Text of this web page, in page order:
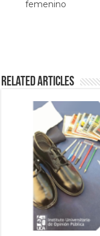
femenino
Related Articles